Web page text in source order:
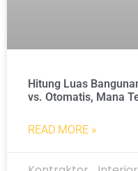
Hitung Luas
vs. Otomatis, Mana
READ MORE »